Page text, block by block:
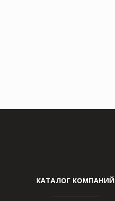
КАТАЛОГ КОМПАНИЙ